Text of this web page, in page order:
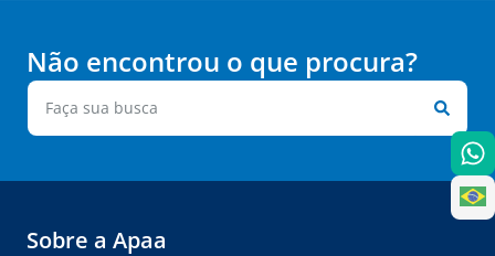
Não encontrou o que procura?
Sobre a Apaa